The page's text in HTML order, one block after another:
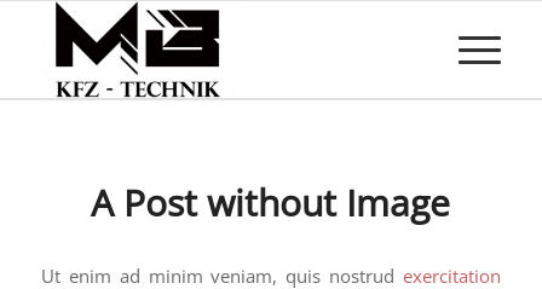
A Post without Image
Ut enim ad minim veniam, quis nostrud exercitation